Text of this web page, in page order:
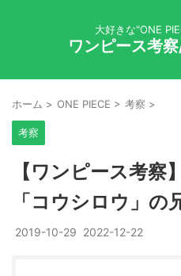
大好きな"ONE
ワンピース考
ホーム > ONE PIECE > 考察 >
考察
【ワンピース考察
「コウシロウ」の
2019-10-29 2022-12-22